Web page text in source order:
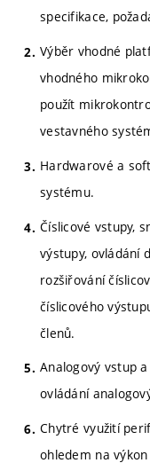
specifikace,
Výběr vhodné
vhodného
použít
vestavného
Hardwarové a
systému.
Číslicové vstupy,
výstupy, ovládání
rozšiřování
číslicového
členů.
Analogový vstup
ovládání
Chytré využití
ohledem na